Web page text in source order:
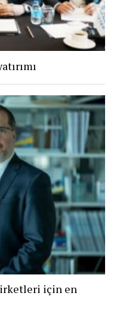
için en